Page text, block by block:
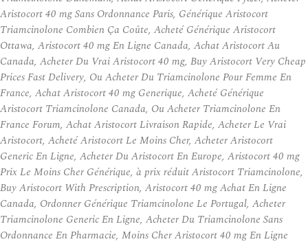
Aristocort 40 mg Sans Ordonnance Paris, Générique Aristocort
Triamcinolone Combien Ça Coûte, Acheté Générique Aristocort
Ottawa, Aristocort 40 mg En Ligne Canada, Achat Aristocort Au
Canada, Acheter Du Vrai Aristocort 40 mg, Buy Aristocort Very Cheap
Prices Fast Delivery, Ou Acheter Du Triamcinolone Pour Femme En
France, Achat Aristocort 40 mg Generique, Acheté Générique
Aristocort Triamcinolone Canada, Ou Acheter Triamcinolone En
France Forum, Achat Aristocort Livraison Rapide, Acheter Le Vrai
Aristocort, Acheté Aristocort Le Moins Cher, Acheter Aristocort
Generic En Ligne, Acheter Du Aristocort En Europe, Aristocort 40 mg
Prix Le Moins Cher Générique, à prix réduit Aristocort Triamcinolone,
Buy Aristocort With Prescription, Aristocort 40 mg Achat En Ligne
Canada, Ordonner Générique Triamcinolone Le Portugal, Acheter
Triamcinolone Generic En Ligne, Acheter Du Triamcinolone Sans
Ordonnance En Pharmacie, Moins Cher Aristocort 40 mg En Ligne